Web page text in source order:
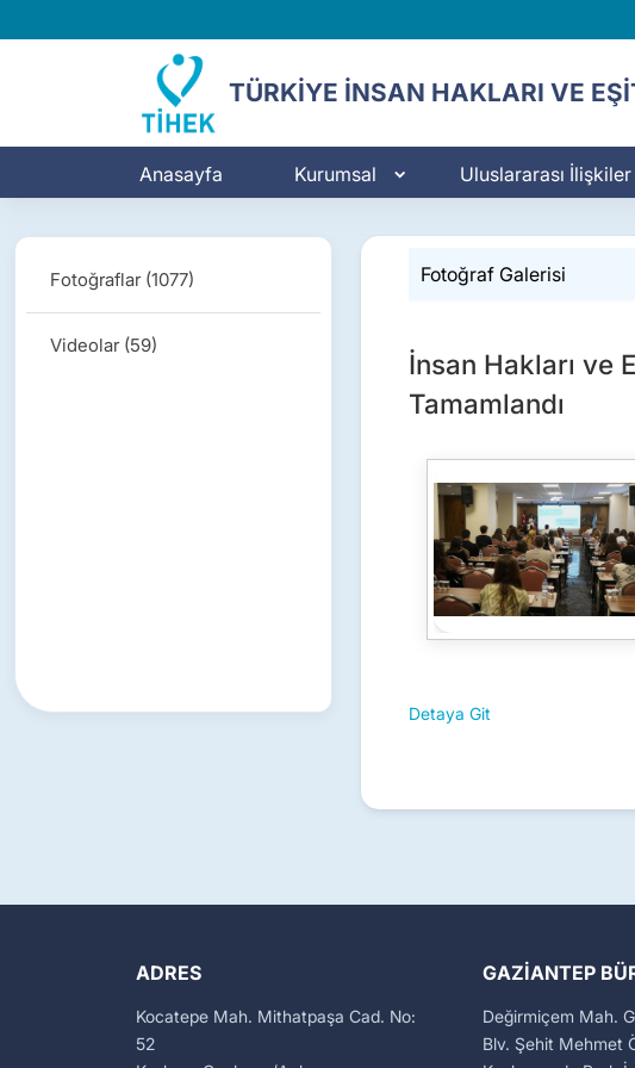
TÜRKİYE İNSAN HAKLARI VE
Anasayfa Kurumsal Uluslararası İlişkiler
Fotoğraflar (1077)
Videolar (59)
Fotoğraf Galerisi
İnsan Hakları ve
Tamamlandı
Detaya Git
ADRES
Kocatepe Mah. Mithatpaşa Cad. No:
52
GAZIANTEP
Değirmiçem Mah.
Blv. Şehit Mehmet